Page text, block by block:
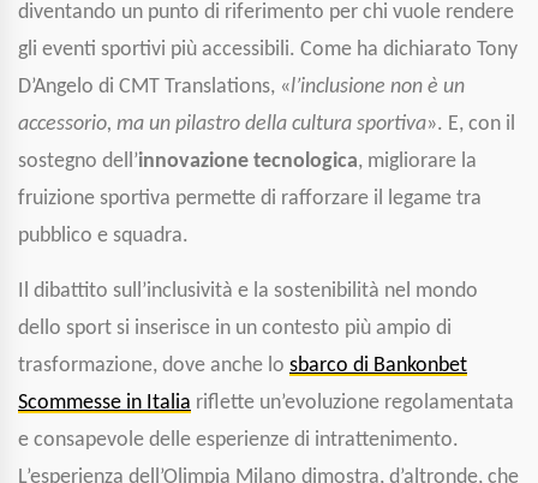
diventando un punto di riferimento per chi vuole rendere
gli eventi sportivi più accessibili. Come ha dichiarato Tony
D’Angelo di CMT Translations, «l’inclusione non è un
accessorio, ma un pilastro della cultura sportiva». E, con il
sostegno dell’innovazione tecnologica, migliorare la
fruizione sportiva permette di rafforzare il legame tra
pubblico e squadra.
Il dibattito sull’inclusività e la sostenibilità nel mondo
dello sport si inserisce in un contesto più ampio di
trasformazione, dove anche lo sbarco di Bankonbet
Scommesse in Italia riflette un’evoluzione regolamentata
e consapevole delle esperienze di intrattenimento.
L’esperienza dell’Olimpia Milano dimostra, d’altronde, che